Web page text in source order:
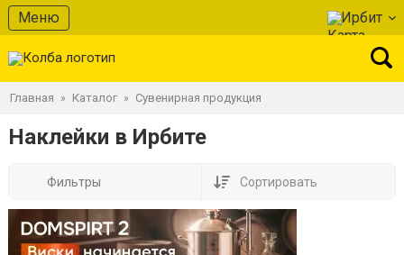
Меню Ирбит
Главная » Каталог » Сувенирная продукция
Наклейки в Ирбите
Фильтры Сортировать